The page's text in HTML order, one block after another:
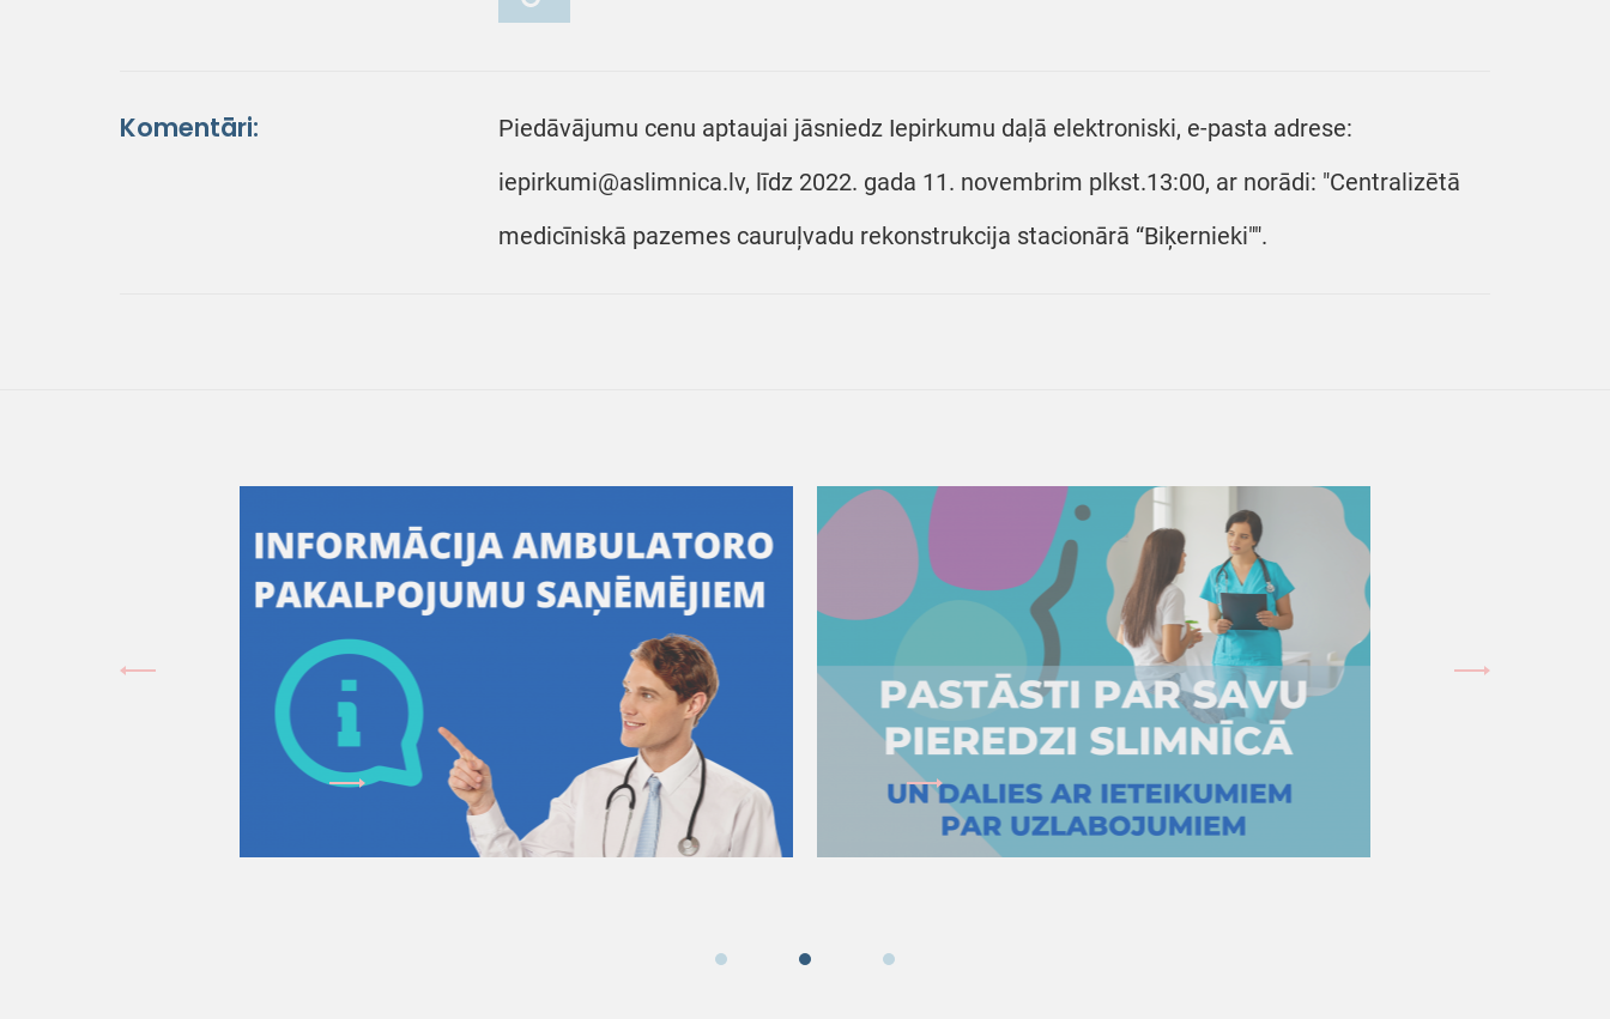
Komentāri:
Piedāvājumu cenu aptaujai jāsniedz Iepirkumu daļā elektroniski, e-pasta adrese:
iepirkumi@aslimnica.lv, līdz 2022. gada 11. novembrim plkst.13:00, ar norādi: "Centralizētā
medicīniskā pazemes cauruļvadu rekonstrukcija stacionārā “Biķernieki"".